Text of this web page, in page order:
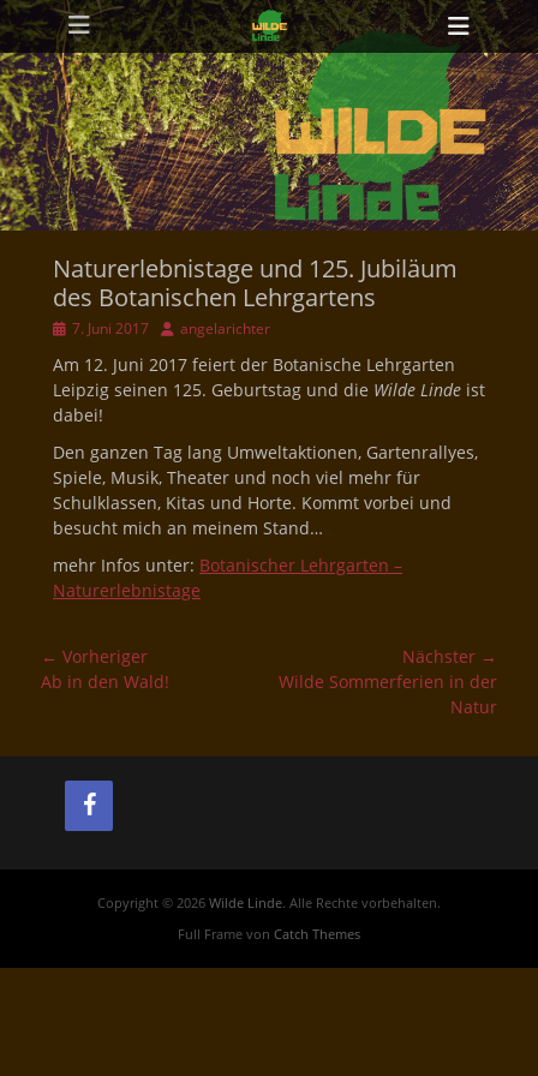
Primäres Menü
Zum
Inhalt
springen
Naturerlebnistage und 125. Jubiläum
des Botanischen Lehrgartens
Veröffentlicht
7. Juni 2017 Autorangelarichter
Am 12. Juni 2017 feiert der Botanische Lehrgarten
Leipzig seinen 125. Geburtstag und die Wilde Linde ist
dabei!
Den ganzen Tag lang Umweltaktionen, Gartenrallyes,
Spiele, Musik, Theater und noch viel mehr für
Schulklassen, Kitas und Horte. Kommt vorbei und
besucht mich an meinem Stand…
mehr Infos unter: Botanischer Lehrgarten –
Naturerlebnistage
Beitragsnavigation
← Vorheriger
Vorheriger
Ab in den Wald!
Nächster →
Nächster
Wilde Sommerferien in der
Natur
Copyright © 2026 Wilde Linde. Alle Rechte vorbehalten.
Full Frame von Catch Themes